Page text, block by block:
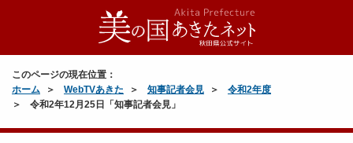
このページの現在位置：
ホーム
WebTVあきた 知事記者会見
令和2年度
令和2年12月25日「知事記者会見」